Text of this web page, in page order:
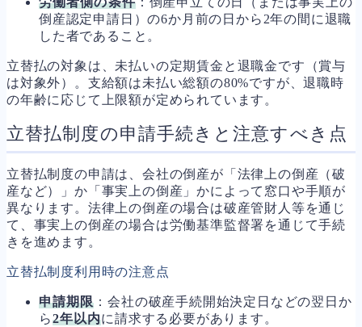
倒産認定申請日）の6か月前の日から2年の間に退職
した者であること。
立替払の対象は、未払いの定期賃金と退職金です（賞与
は対象外）。支給額は未払い総額の80%ですが、退職時
の年齢に応じて上限額が定められています。
立替払制度の申請手続きと注意すべき点
立替払制度の申請は、会社の倒産が「法律上の倒産（破
産など）」か「事実上の倒産」かによって窓口や手順が
異なります。法律上の倒産の場合は破産管財人等を通じ
て、事実上の倒産の場合は労働基準監督署を通じて手続
きを進めます。
立替払制度利用時の注意点
申請期限 ：会社の破産手続開始決定日などの翌日か
ら2年以内に請求する必要があります。